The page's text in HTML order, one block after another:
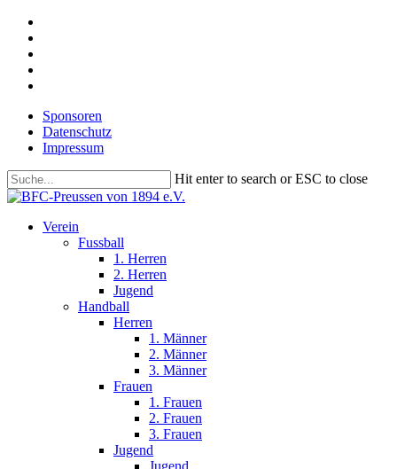
Skip
main
content
Sponsoren
Datenschutz
Impressum
Hit enter to search or ESC to close
Close
search
Menu
Verein
Fussball
1. Herren
2. Herren
Jugend
Handball
Herren
1. Männer
2. Männer
3. Männer
Frauen
1. Frauen
2. Frauen
3. Frauen
Jugend
Jugend